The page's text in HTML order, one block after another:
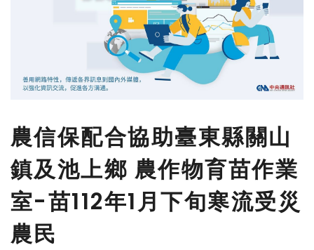
農信保配合協助臺東縣關山
鎮及池上鄉 農作物育苗作業
室-苗112年1月下旬寒流受災
農民